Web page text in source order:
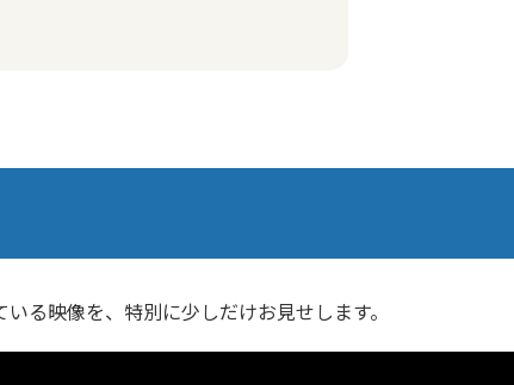
る映像を、特別に少しだけお見せします。